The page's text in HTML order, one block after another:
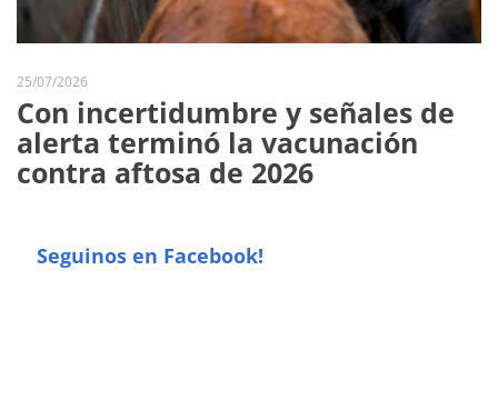
25/07/2026
Con incertidumbre y señales de
alerta terminó la vacunación
contra aftosa de 2026
Seguinos en Facebook!